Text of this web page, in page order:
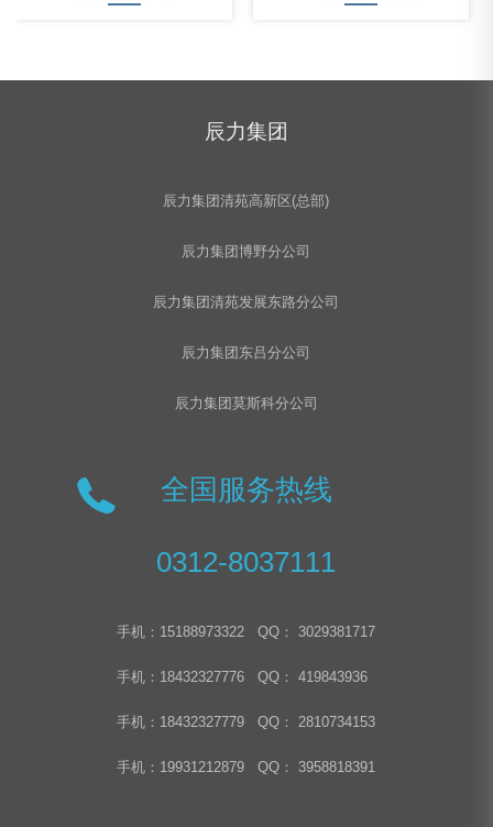
大吨位迪尼玛吊装带
辰力集团
辰力集团清苑高新区(总部)
辰力集团博野分公司
辰力集团清苑发展东路分公司
辰力集团东吕分公司
辰力集团莫斯科分公司
全国服务热线
0312-8037111
手机：15188973322 QQ： 3029381717
手机：18432327776 QQ： 419843936
手机：18432327779 QQ： 2810734153
手机：19931212879 QQ： 3958818391